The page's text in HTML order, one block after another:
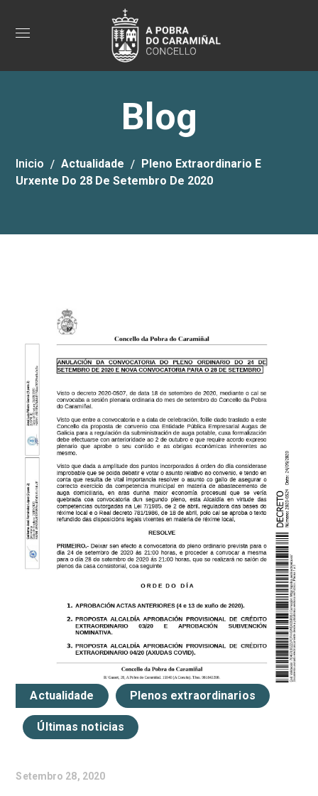
Blog
Inicio Actualidade
Pleno Extraordinario E
Urxente Do 28 De Setembro De 2020
Actualidade Plenos extraordinarios
Últimas noticias
Setembro 28, 2020